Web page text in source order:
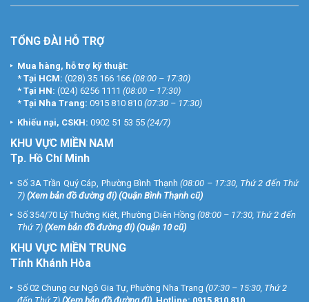
TỔNG ĐÀI HỖ TRỢ
Mua hàng, hỗ trợ kỹ thuật:
* Tại HCM: (028) 35 166 166 (08:00 – 17:30)
* Tại HN: (024) 6256 1111 (08:00 – 17:30)
* Tại Nha Trang: 0915 810 810 (07:30 – 17:30)
Khiếu nại, CSKH: 0902 51 53 55 (24/7)
KHU VỰC MIỀN NAM
Tp. Hồ Chí Minh
Số 3A Trần Quý Cáp, Phường Bình Thạnh (08:00 – 17:30, Thứ 2 đến Thứ
7) (Xem bản đồ đường đi) (Quận Bình Thạnh cũ)
Số 354/70 Lý Thường Kiệt, Phường Diên Hồng (08:00 – 17:30, Thứ 2 đến
Thứ 7) (Xem bản đồ đường đi) (Quận 10 cũ)
KHU VỰC MIỀN TRUNG
Tỉnh Khánh Hòa
Số 02 Chung cư Ngô Gia Tự, Phường Nha Trang (07:30 – 15:30, Thứ 2